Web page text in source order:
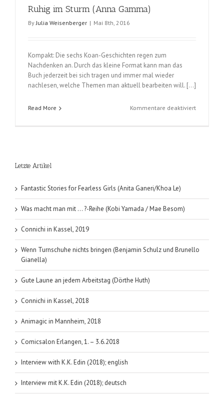
Ruhig im Sturm (Anna Gamma)
By Julia Weisenberger | Mai 8th, 2016
Kompakt: Die sechs Koan-Geschichten regen zum
Nachdenken an. Durch das kleine Format kann man das
Buch jederzeit bei sich tragen und immer mal wieder
nachlesen, welche Themen man aktuell bearbeiten will. […]
Read More Kommentare deaktiviertfür
Letzte Artikel
Fantastic Stories for Fearless Girls (Anita Ganeri/Khoa Le)
Was macht man mit … ?-Reihe (Kobi Yamada / Mae Besom)
Connichi in Kassel, 2019
Wenn Turnschuhe nichts bringen (Benjamin Schulz und Brunello
Gianella)
Gute Laune an jedem Arbeitstag (Dörthe Huth)
Connichi in Kassel, 2018
Animagic in Mannheim, 2018
Comicsalon Erlangen, 1. – 3.6.2018
Interview with K.K. Edin (2018); english
Interview mit K.K. Edin (2018); deutsch